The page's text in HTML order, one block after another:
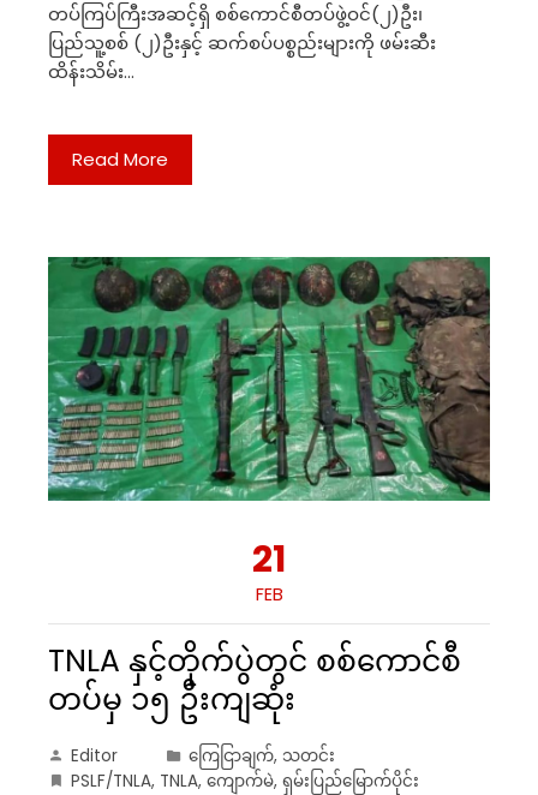
တပ်ကြပ်ကြီးအဆင့်ရှိ စစ်ကောင်စီတပ်ဖွဲ့ဝင်(၂)ဦး၊
ပြည်သူ့စစ် (၂)ဦးနှင့် ဆက်စပ်ပစ္စည်းများကို ဖမ်းဆီး
ထိန်းသိမ်း…
Read More
21
FEB
TNLA နှင့်တိုက်ပွဲတွင် စစ်ကောင်စီ
တပ်မှ ၁၅ ဦးကျဆုံး
Editor ကြေငြာချက်, သတင်း
PSLF/TNLA, TNLA, ကျောက်မဲ, ရှမ်းပြည်မြောက်ပိုင်း